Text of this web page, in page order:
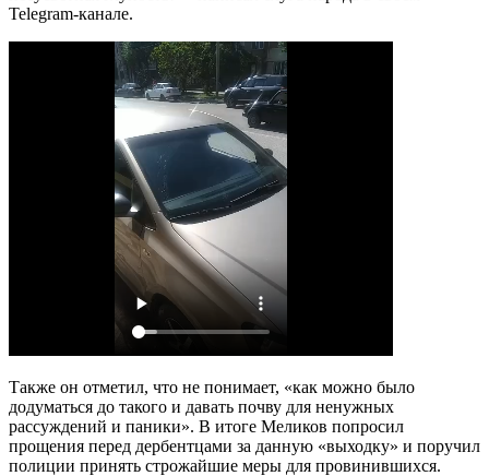
Telegram-канале.
Также он отметил, что не понимает, «как можно было
додуматься до такого и давать почву для ненужных
рассуждений и паники». В итоге Меликов попросил
прощения перед дербентцами за данную «выходку» и поручил
полиции принять строжайшие меры для провинившихся.